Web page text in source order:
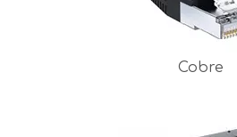
Cobre